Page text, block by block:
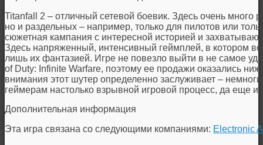
Titanfall
2 – отличный сетевой боевик. Здесь очень много
но и раздельных – например, только для пилотов или
сюжетная кампания с интересной историей и
Здесь напряженный, интенсивный геймплей, в котором
лишь их фантазией. Игре не повезло выйти в не самое
of Duty: Infinite Warfare, поэтому ее продажи оказались
внимания этот шутер определенно заслуживает –
геймерам настолько взрывной игровой процесс, да еще и
Дополнительная информация
Эта игра связана со следующими компаниями: Electronic